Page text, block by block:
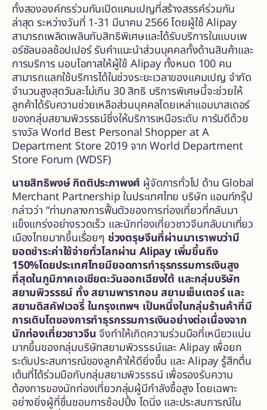
ทั้งสององค์กรร่วมกันเปิดแคมเปญที่สร้างสรรค์ร่วมกัน
ล่าสุด ระหว่างวันที่ 1-31 มีนาคม 2566 โดยผู้ใช้ Alipay
สามารถเพลิดเพลินกับสิทธิพิเศษและได้รับบริการในแบบเพ
อร์ซัลนอลช้อปเปอร์ รับคำแนะนำส่วนบุคคลทั้งด้านสินค้าและ
การบริการ มอบโอกาสให้ผู้ใช้ Alipay ทั้งหมด 100 คน
สามารถแลกใช้บริการได้ในช่วงระยะเวลาของแคมเปญ จำกัด
จำนวนสูงสุดวันละไม่เกิน 30 สิทธิ บริการพิเศษนี้จะช่วยให้
ลูกค้าได้รับความช่วยเหลือส่วนบุคคลโดยเหล่าแอมบาสเดอร์
ของกลุ่มสยามพิวรรธน์ซึ่งให้บริการเหนือระดับ การันดีด้วย
รางวัล World Best Personal Shopper at A
Department Store 2019 จาก World Department
Store Forum (WDSF)
นายสิทธิพงษ์ กิตติประภาพงศ์ ผู้จัดการทั่วไป ด้าน Global
Merchant Partnership ในประเทศไทย บริษัท แอนท์กรุ๊ป
กล่าวว่า “ท่ามกลางการฟื้นตัวของการท่องเที่ยวที่กลับมา
แข็งแกร่งอย่างรวดเร็ว และนักท่องเที่ยวชาวจีนกลับมาเที่ยว
เมืองไทยมากขึ้นเรื่อยๆ ช่วงตรุษจีนที่ผ่านมาเราพบว่ามี
ยอดชำระค่าใช้จ่ายทั่วโลกผ่านAlipay เพิ่มขึ้นถึง
150%โดยประเทศไทยมียอดการทำธุรกรรมการเงินสูง
ที่สุดในภูมิภาคเอเชียตะวันออกเฉียงใต้ และกลุ่มบริษัท
สยามพิวรรธน์ ทั้ง สยามพารากอน สยามเซ็นเตอร์ และ
สยามดิสคัฟเวอรี่ ในกรุงเทพฯ เป็นหนึ่งในกลุ่มร้านค้าที่มี
การเติบโตของการทำธุรกรรมการเงินอย่างต่อเนื่องจาก
นักท่องเที่ยวชาวจีนจึงทำให้เกิดความร่วมมือที่เหนียวแน่น
มากขึ้นของกลุ่มบริษัทสยามพิวรรธน์และ Alipay เพื่อยก
ระดับประสบการณ์ของลูกค้าให้ดียิ่งขึ้น และ Alipay รู้สึกตื่น
เต้นที่ได้ร่วมมือกับกลุ่มสยามพิวรรธน์ เพื่อรองรับความ
ต้องการของนักท่องเที่ยวกลุ่มผู้มีกำลังซื้อสูง โดยเฉพาะ
อย่างยิ่งผู้ที่ชื่นชอบการช้อปปิ้ง ไดนิ่ง และประสบการณ์ใน